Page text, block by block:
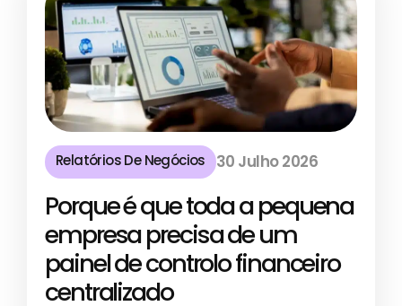
Relatórios De Negócios 30 Julho 2026
Porque é que toda a pequena
empresa precisa de um
painel de controlo financeiro
centralizado